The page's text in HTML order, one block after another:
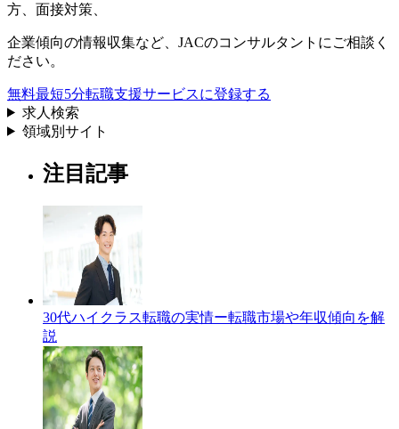
方
面接対策
企業傾向の情報収集など、 JACのコンサルタントにご相談く
ださい。
無料最短5分転職支援サービスに登録する
求人検索
領域別サイト
注目記事
30代ハイクラス転職の実情ー転職市場や年収傾向を解
説